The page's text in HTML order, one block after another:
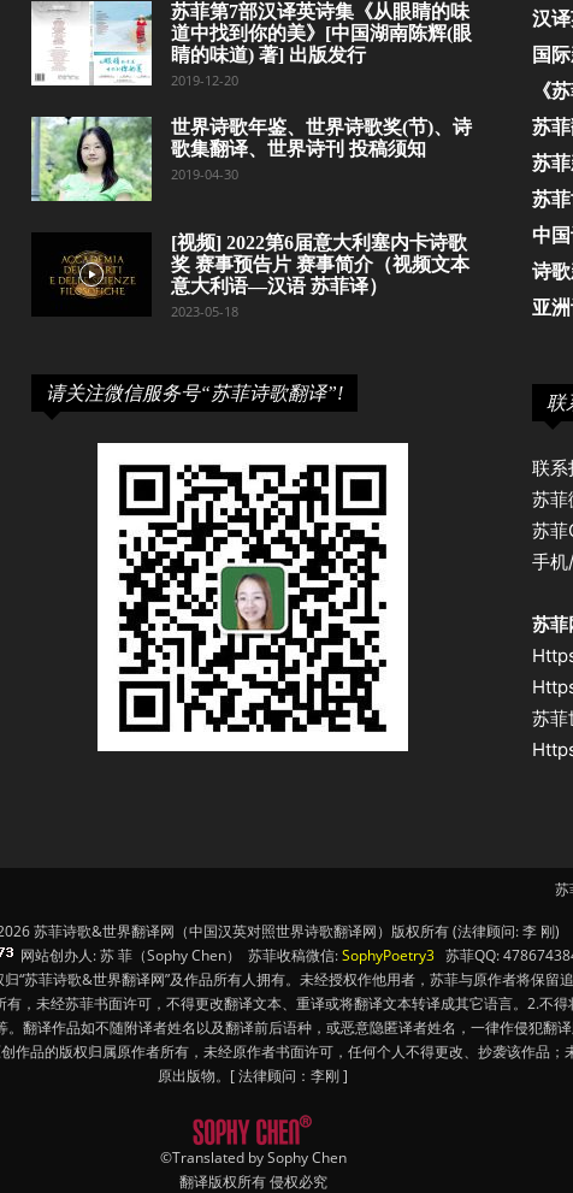
苏菲第7部汉译英诗集《从眼睛的味
道中找到你的美》[中国湖南陈辉(眼
睛的味道) 著] 出版发行
2019-12-20
世界诗歌年鉴、世界诗歌奖(节)、诗
歌集翻译、世界诗刊 投稿须知
2019-04-30
[视频] 2022第6届意大利塞内卡诗歌
奖 赛事预告片 赛事简介（视频文本
意大利语—汉语 苏菲译）
2023-05-18
请关注微信服务号“苏菲诗歌翻译”!
汉
国
《
苏
苏菲
苏
中国
诗
亚
联
联系
苏
苏
手
苏
苏菲
苏
苏菲诗歌&世界翻译网（中国汉英对照世界诗歌翻译网）版权所有 (法律顾问: 李 刚)
网站创办人: 苏 菲（Sophy Chen） 苏菲收稿微信:SophyPoetry3苏菲QQ:
“苏菲诗歌&世界翻译网”及作品所有人拥有。未经授权作他用者，苏菲与原作者将保留
，未经苏菲书面许可，不得更改翻译文本、重译或将翻译文本转译成其它语言。2.不
翻译作品如不随附译者姓名以及翻译前后语种，或恶意隐匿译者姓名，一律作侵犯翻
作品的版权归属原作者所有，未经原作者书面许可，任何个人不得更改、抄袭该作品
原出版物。[ 法律顾问：李刚 ]
©Translated by Sophy Chen
翻译版权所有 侵权必究